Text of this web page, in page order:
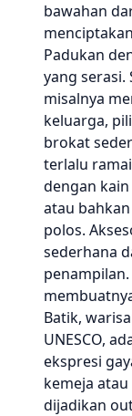
bawahan
Padukan
yang serasi.
misalnya
keluarga,
brokat
terlalu
dengan
atau
polos.
sederhana
Batik,
UNESCO,
ekspresi
kemeja
dijadikan